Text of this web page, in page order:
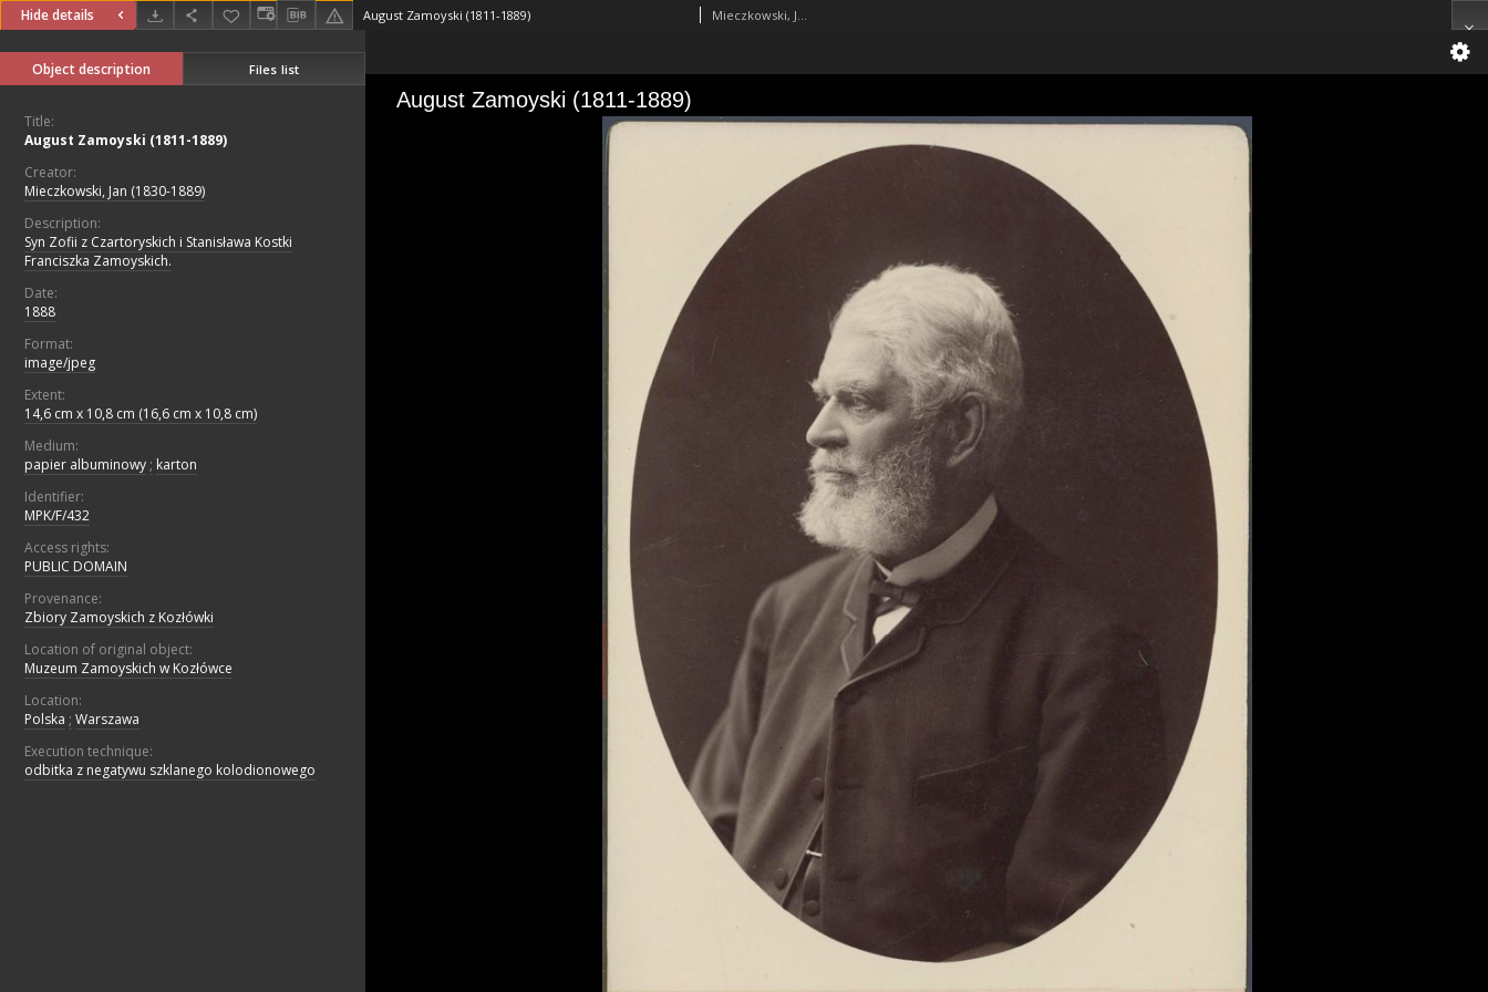
Hide details August Zamoyski (1811-1889) Mieczkowski, Jan (1830-1889)
Object description Files list
Title:
August Zamoyski (1811-1889)
Creator:
Mieczkowski, Jan (1830-1889)
Description:
Syn Zofii z Czartoryskich i Stanisława Kostki
Franciszka Zamoyskich.
Date:
1888
Format:
image/jpeg
Extent:
14,6 cm x 10,8 cm (16,6 cm x 10,8 cm)
Medium:
papier albuminowy ; karton
Identifier:
MPK/F/432
Access rights:
PUBLIC DOMAIN
Provenance:
Zbiory Zamoyskich z Kozłówki
Location of original object:
Muzeum Zamoyskich w Kozłówce
Location:
Polska ; Warszawa
Execution technique:
odbitka z negatywu szklanego kolodionowego